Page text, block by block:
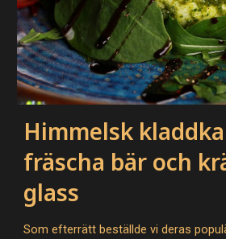
Himmelsk
fräscha bär och
glass
Som efterrätt beställde vi deras